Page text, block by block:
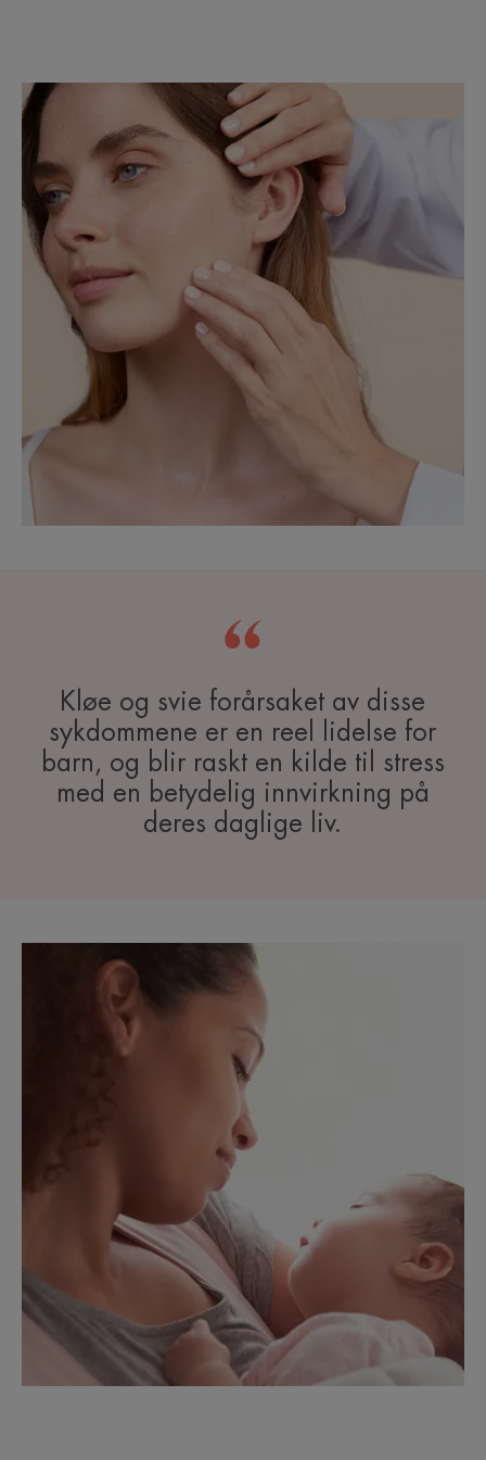
Kløe og svie forårsaket av disse
sykdommene er en reel lidelse for
barn, og blir raskt en kilde til stress
med en betydelig innvirkning på
deres daglige liv.